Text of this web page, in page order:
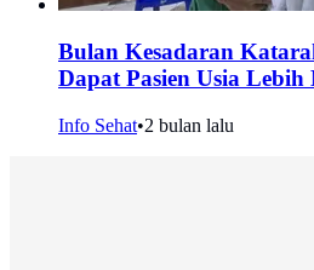
Bulan Kesadaran
Dapat Pasien Usia Lebih
Info Sehat•2 bulan lalu